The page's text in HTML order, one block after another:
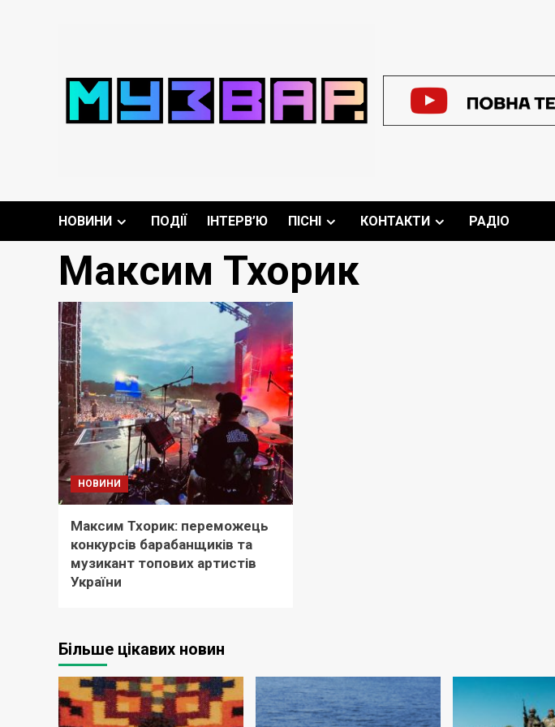
НОВИНИ ПОДІЇ ІНТЕРВ’Ю ПІСНІ КОНТАКТИ РАДІО
Максим Тхорик
НОВИНИ
Максим Тхорик: переможець
конкурсів барабанщиків та
музикант топових артистів
України
Більше цікавих новин